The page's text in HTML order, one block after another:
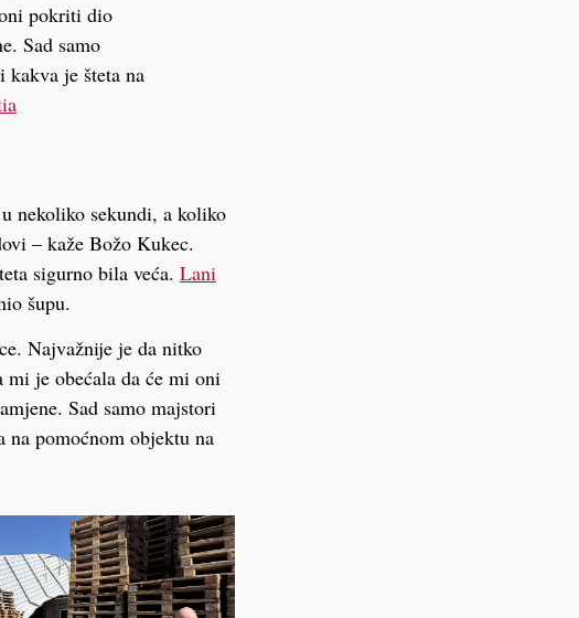
pokriti dio
Sad samo
je šteta na
nekoliko sekundi, a koliko
– kaže Božo Kukec.
sigurno bila veća. Lani
šupu.
Najvažnije je da nitko
mi je obećala da će mi oni
Sad samo majstori
pomoćnom objektu na